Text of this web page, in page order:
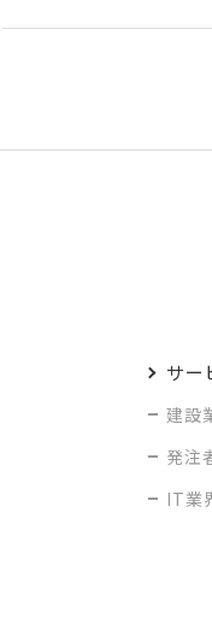
サー
建設
発注
IT業